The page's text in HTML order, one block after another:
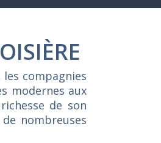
compagnies
modernes aux
de son
nombreuses